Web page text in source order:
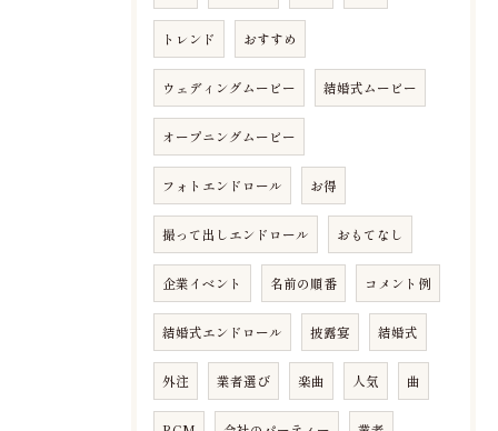
トレンド おすすめ
ウェディングムービー 結婚式ムービー
オープニングムービー
フォトエンドロール お得
撮って出しエンドロール おもてなし
企業イベント 名前の順番 コメント例
結婚式エンドロール 披露宴 結婚式
外注 業者選び 楽曲 人気 曲